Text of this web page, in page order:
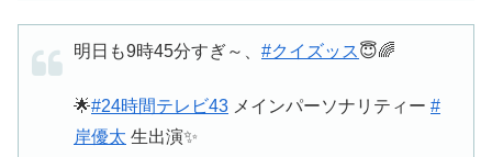
明日も9時45分すぎ～、 #クイズッス😇🌈
🌟#24時間テレビ43 メインパーソナリティー #
岸優太 生出演✨